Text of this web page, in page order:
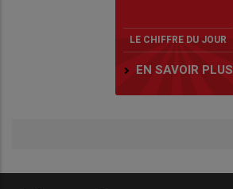
LE CHIFFRE DU JOUR
EN SAVOIR PLUS